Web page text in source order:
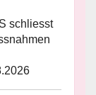
schliesst